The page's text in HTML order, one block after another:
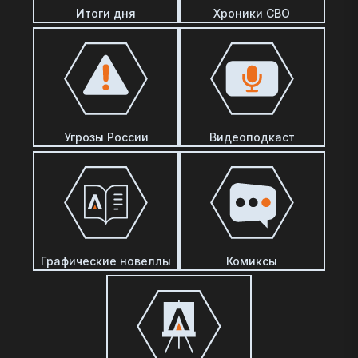
Итоги дня Хроники СВО
Угрозы России Видеоподкаст
Графические новеллы Комиксы